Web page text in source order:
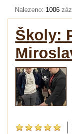
Nalezeno: 1006
Školy: